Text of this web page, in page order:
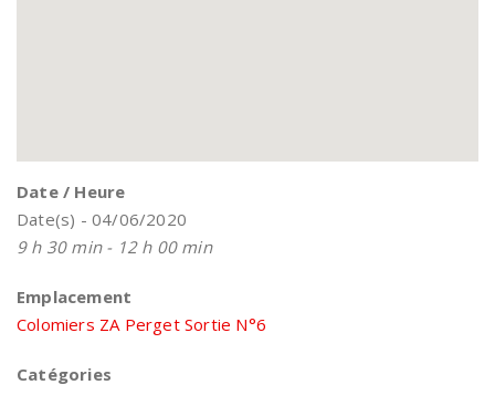
Date / Heure
Date(s) - 04/06/2020
9 h 30 min - 12 h 00 min
Emplacement
Colomiers ZA Perget Sortie N°6
Catégories